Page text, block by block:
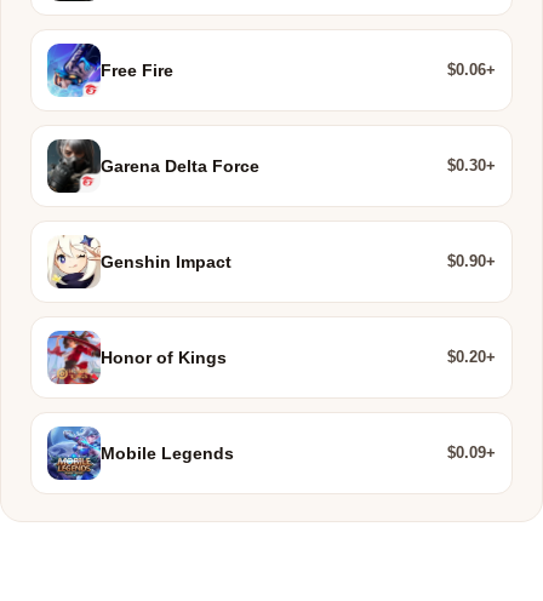
Free Fire $0.06+
Garena Delta Force $0.30+
Genshin Impact $0.90+
Honor of Kings $0.20+
Mobile Legends $0.09+